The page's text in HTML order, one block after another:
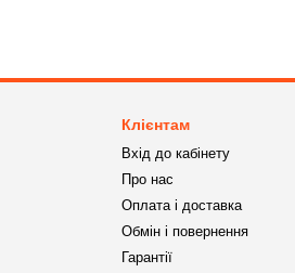
Клієнтам
Вхід до кабінету
Про нас
Оплата і доставка
Обмін і повернення
Гарантії